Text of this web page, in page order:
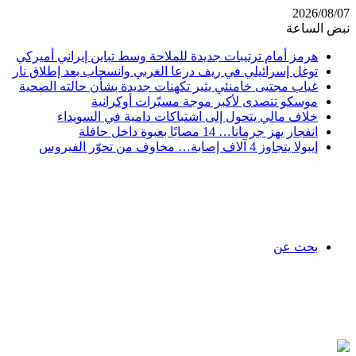
2026/08/07
نبض الساعة
هرمز أمام ترتيبات جديدة للملاحة وسط تباين إيراني أميركي
توغل إسرائيلي في ريف درعا الغربي وانسحاب بعد إطلاق نار
غياب مجتبى خامنئي يثير تكهنات جديدة بشأن حالته الصحية
موسكو تتصدى لأكبر موجة مسيّرات أوكرانية
خلاف مالي يتحول إلى اشتباكات دامية في السويداء
انفجار يهز جرمانا… 14 مصابًا بعبوة داخل حافلة
إيبولا يتجاوز 4 آلاف إصابة… مخاوف من تحوّر الفيروس
بحث عن